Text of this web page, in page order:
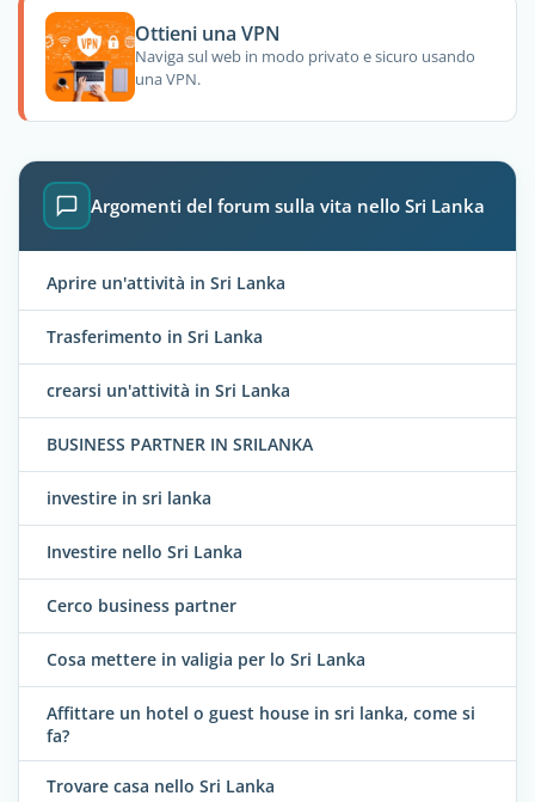
Ottieni una VPN
Naviga sul web in modo privato e sicuro usando
una VPN.
Argomenti del forum sulla vita nello Sri Lanka
Aprire un'attività in Sri Lanka
Trasferimento in Sri Lanka
crearsi un'attività in Sri Lanka
BUSINESS PARTNER IN SRILANKA
investire in sri lanka
Investire nello Sri Lanka
Cerco business partner
Cosa mettere in valigia per lo Sri Lanka
Affittare un hotel o guest house in sri lanka, come si
fa?
Trovare casa nello Sri Lanka